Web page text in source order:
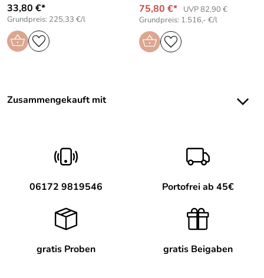
33,80 €*
Grundpreis: 225,33 €/l
75,80 €*
UVP 82,90 €
Grundpreis: 1.516,- €/l
Zusammengekauft mit
06172 9819546 Portofrei ab 45€
gratis Proben gratis Beigaben